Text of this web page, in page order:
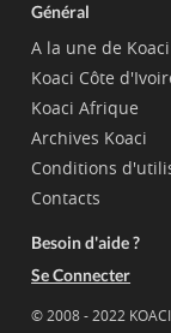
Général
A la une de Koaci
Koaci Côte
Koaci Afrique
Archives Koaci
Conditions
Contacts
Besoin d'aide ?
Se Connecter
© 2008 - 2022